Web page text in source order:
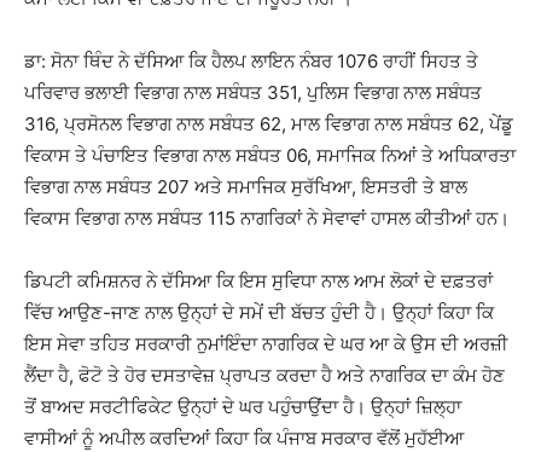
ਡਾ: ਸੋਨਾ ਥਿੰਦ ਨੇ ਦੱਸਿਆ ਕਿ ਹੈਲਪ ਲਾਇਨ ਨੰਬਰ 1076 ਰਾਹੀਂ ਸਿਹਤ ਤੇ
ਪਰਿਵਾਰ ਭਲਾਈ ਵਿਭਾਗ ਨਾਲ ਸਬੰਧਤ 351, ਪੁਲਿਸ ਵਿਭਾਗ ਨਾਲ ਸਬੰਧਤ
316, ਪ੍ਰਸੋਨਲ ਵਿਭਾਗ ਨਾਲ ਸਬੰਧਤ 62, ਮਾਲ ਵਿਭਾਗ ਨਾਲ ਸਬੰਧਤ 62, ਪੇਂਡੂ
ਵਿਕਾਸ ਤੇ ਪੰਚਾਇਤ ਵਿਭਾਗ ਨਾਲ ਸਬੰਧਤ 06, ਸਮਾਜਿਕ ਨਿਆਂ ਤੇ ਅਧਿਕਾਰਤਾ
ਵਿਭਾਗ ਨਾਲ ਸਬੰਧਤ 207 ਅਤੇ ਸਮਾਜਿਕ ਸੁਰੱਖਿਆ, ਇਸਤਰੀ ਤੇ ਬਾਲ
ਵਿਕਾਸ ਵਿਭਾਗ ਨਾਲ ਸਬੰਧਤ 115 ਨਾਗਰਿਕਾਂ ਨੇ ਸੇਵਾਵਾਂ ਹਾਸਲ ਕੀਤੀਆਂ ਹਨ।
ਡਿਪਟੀ ਕਮਿਸ਼ਨਰ ਨੇ ਦੱਸਿਆ ਕਿ ਇਸ ਸੁਵਿਧਾ ਨਾਲ ਆਮ ਲੋਕਾਂ ਦੇ ਦਫ਼ਤਰਾਂ
ਵਿੱਚ ਆਉਣ-ਜਾਣ ਨਾਲ ਉਨ੍ਹਾਂ ਦੇ ਸਮੇਂ ਦੀ ਬੱਚਤ ਹੁੰਦੀ ਹੈ। ਉਨ੍ਹਾਂ ਕਿਹਾ ਕਿ
ਇਸ ਸੇਵਾ ਤਹਿਤ ਸਰਕਾਰੀ ਨੁਮਾਂਇੰਦਾ ਨਾਗਰਿਕ ਦੇ ਘਰ ਆ ਕੇ ਉਸ ਦੀ ਅਰਜ਼ੀ
ਲੈਂਦਾ ਹੈ, ਫੋਟੋ ਤੇ ਹੋਰ ਦਸਤਾਵੇਜ਼ ਪ੍ਰਾਪਤ ਕਰਦਾ ਹੈ ਅਤੇ ਨਾਗਰਿਕ ਦਾ ਕੰਮ ਹੋਣ
ਤੋਂ ਬਾਅਦ ਸਰਟੀਫਿਕੇਟ ਉਨ੍ਹਾਂ ਦੇ ਘਰ ਪਹੁੰਚਾਉਂਦਾ ਹੈ। ਉਨ੍ਹਾਂ ਜ਼ਿਲ੍ਹਾ
ਵਾਸੀਆਂ ਨੂੰ ਅਪੀਲ ਕਰਦਿਆਂ ਕਿਹਾ ਕਿ ਪੰਜਾਬ ਸਰਕਾਰ ਵੱਲੋਂ ਮੁਹੱਈਆ